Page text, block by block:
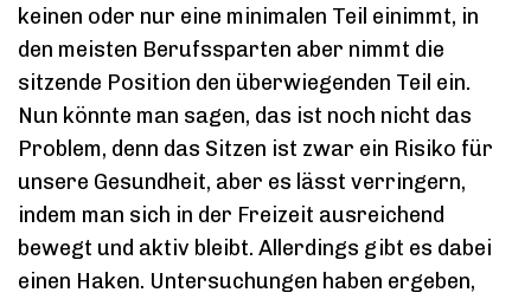
keinen oder nur eine minimalen Teil einimmt, in
den meisten Berufssparten aber nimmt die
sitzende Position den überwiegenden Teil ein.
Nun könnte man sagen, das ist noch nicht das
Problem, denn das Sitzen ist zwar ein Risiko für
unsere Gesundheit, aber es lässt verringern,
indem man sich in der Freizeit ausreichend
bewegt und aktiv bleibt. Allerdings gibt es dabei
einen Haken. Untersuchungen haben ergeben,